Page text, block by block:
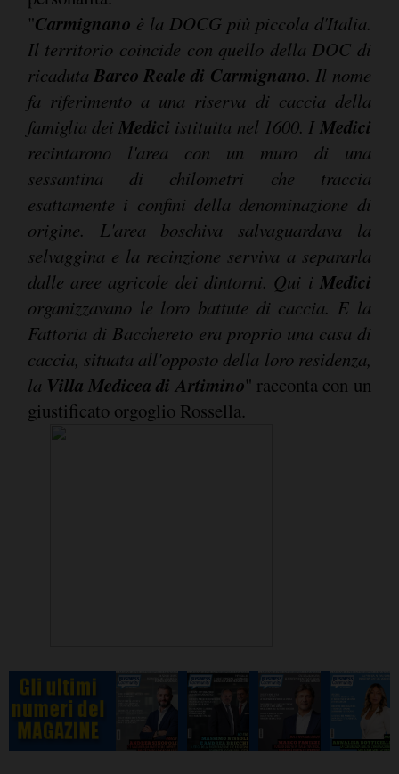
"Carmignano è la DOCG più piccola d'Italia.
Il territorio coincide con quello della DOC di
ricaduta Barco Reale di Carmignano. Il nome
fa riferimento a una riserva di caccia della
famiglia dei Medici istituita nel 1600. I Medici
recintarono l'area con un muro di una
sessantina di chilometri che traccia
esattamente i confini della denominazione di
origine. L'area boschiva salvaguardava la
selvaggina e la recinzione serviva a separarla
dalle aree agricole dei dintorni. Qui i Medici
organizzavano le loro battute di caccia. E la
Fattoria di Bacchereto era proprio una casa di
caccia, situata all'opposto della loro residenza,
la Villa Medicea di Artimino" racconta con un
giustificato orgoglio Rossella.